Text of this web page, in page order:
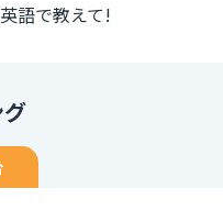
語で教えて!